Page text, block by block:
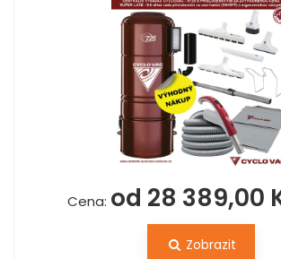
Cena: od 28 389,00
Zobrazit